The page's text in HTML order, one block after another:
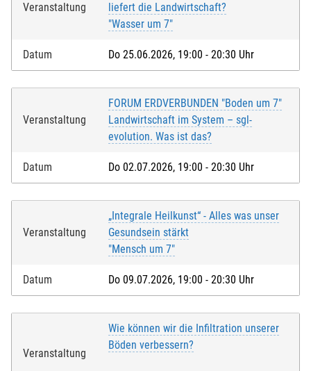
Veranstaltung
liefert die Landwirtschaft?
"Wasser um 7"
Datum Do 25.06.2026, 19:00 - 20:30 Uhr
Veranstaltung
FORUM ERDVERBUNDEN "Boden um 7"
Landwirtschaft im System – sgl-
evolution. Was ist das?
Datum Do 02.07.2026, 19:00 - 20:30 Uhr
Veranstaltung
„Integrale Heilkunst“ - Alles was unser
Gesundsein stärkt
"Mensch um 7"
Datum Do 09.07.2026, 19:00 - 20:30 Uhr
Veranstaltung
Wie können wir die Infiltration unserer
Böden verbessern?